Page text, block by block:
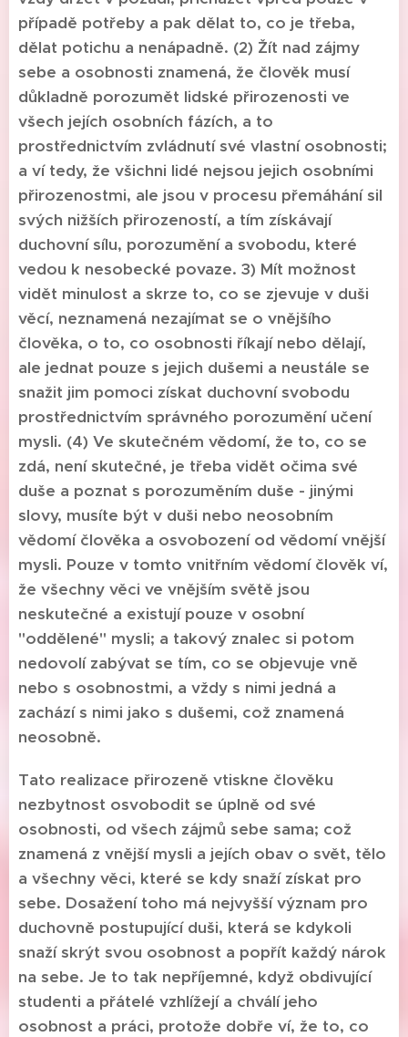
případě potřeby a pak dělat to, co je třeba,
dělat potichu a nenápadně. (2) Žít nad zájmy
sebe a osobnosti znamená, že člověk musí
důkladně porozumět lidské přirozenosti ve
všech jejích osobních fázích, a to
prostřednictvím zvládnutí své vlastní osobnosti;
a ví tedy, že všichni lidé nejsou jejich osobními
přirozenostmi, ale jsou v procesu přemáhání sil
svých nižších přirozeností, a tím získávají
duchovní sílu, porozumění a svobodu, které
vedou k nesobecké povaze. 3) Mít možnost
vidět minulost a skrze to, co se zjevuje v duši
věcí, neznamená nezajímat se o vnějšího
člověka, o to, co osobnosti říkají nebo dělají,
ale jednat pouze s jejich dušemi a neustále se
snažit jim pomoci získat duchovní svobodu
prostřednictvím správného porozumění učení
mysli. (4) Ve skutečném vědomí, že to, co se
zdá, není skutečné, je třeba vidět očima své
duše a poznat s porozuměním duše - jinými
slovy, musíte být v duši nebo neosobním
vědomí člověka a osvobození od vědomí vnější
mysli. Pouze v tomto vnitřním vědomí člověk ví,
že všechny věci ve vnějším světě jsou
neskutečné a existují pouze v osobní
"oddělené" mysli; a takový znalec si potom
nedovolí zabývat se tím, co se objevuje vně
nebo s osobnostmi, a vždy s nimi jedná a
zachází s nimi jako s dušemi, což znamená
neosobně.
Tato realizace přirozeně vtiskne člověku
nezbytnost osvobodit se úplně od své
osobnosti, od všech zájmů sebe sama; což
znamená z vnější mysli a jejích obav o svět, tělo
a všechny věci, které se kdy snaží získat pro
sebe. Dosažení toho má nejvyšší význam pro
duchovně postupující duši, která se kdykoli
snaží skrýt svou osobnost a popřít každý nárok
na sebe. Je to tak nepříjemné, když obdivující
studenti a přátelé vzhlížejí a chválí jeho
osobnost a práci, protože dobře ví, že to, co